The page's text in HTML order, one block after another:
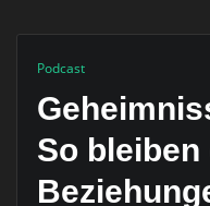
Podcast
So bleiben